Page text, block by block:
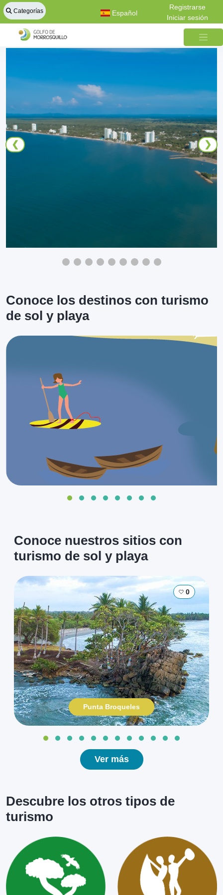
Categorías Español
Registrarse
Iniciar sesión
❮ ❯
Conoce los destinos con turismo
de sol y playa
Conoce nuestros sitios con
turismo de sol y playa
0
Punta Broqueles
Ver más
Descubre los otros tipos de
turismo